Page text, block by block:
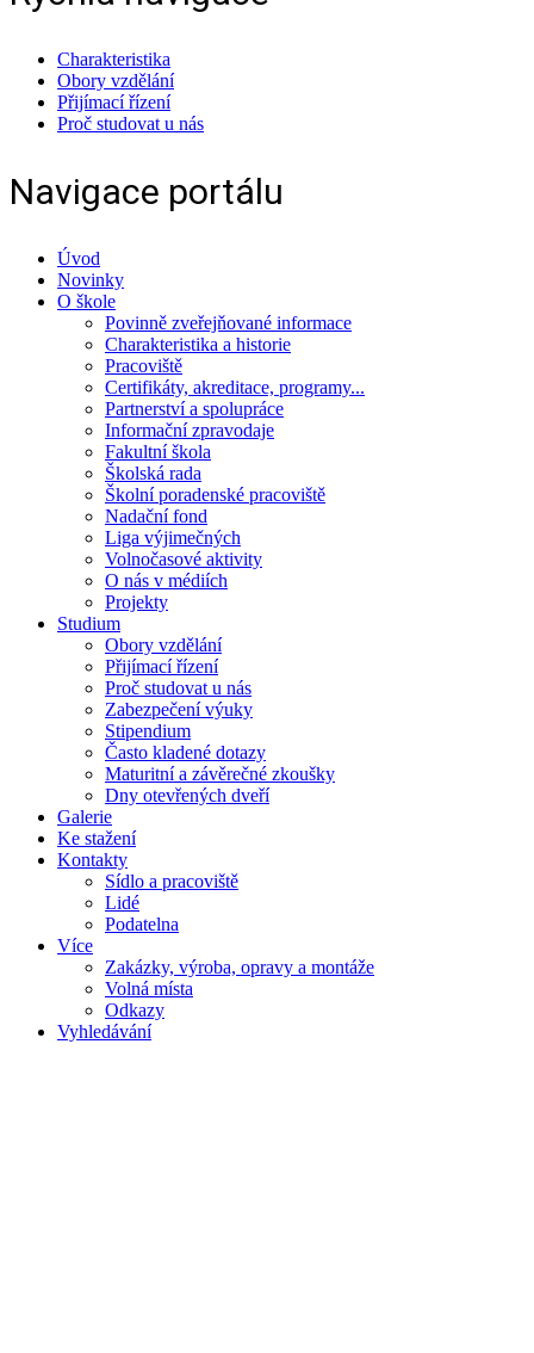
Charakteristika
Obory vzdělání
Přijímací řízení
Proč studovat u nás
Navigace portálu
Úvod
Novinky
O škole
Povinně zveřejňované informace
Charakteristika a historie
Pracoviště
Certifikáty, akreditace, programy...
Partnerství a spolupráce
Informační zpravodaje
Fakultní škola
Školská rada
Školní poradenské pracoviště
Nadační fond
Liga výjimečných
Volnočasové aktivity
O nás v médiích
Projekty
Studium
Obory vzdělání
Přijímací řízení
Proč studovat u nás
Zabezpečení výuky
Stipendium
Často kladené dotazy
Maturitní a závěrečné zkoušky
Dny otevřených dveří
Galerie
Ke stažení
Kontakty
Sídlo a pracoviště
Lidé
Podatelna
Více
Zakázky, výroba, opravy a montáže
Volná místa
Odkazy
Vyhledávání